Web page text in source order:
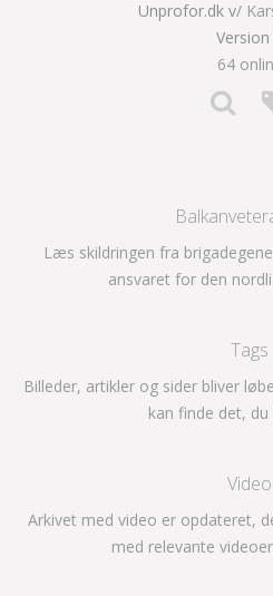
Unprofor.dk v/
Version
64
Læs skildringen fra
ansvaret for den
Tags
Billeder, artikler og sider bliver
kan finde det,
Video
Arkivet med video er opdateret,
med relevante